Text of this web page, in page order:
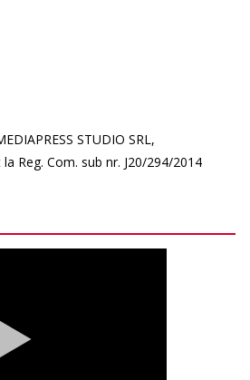
STUDIO SRL,
Reg. Com. sub nr. J20/294/2014